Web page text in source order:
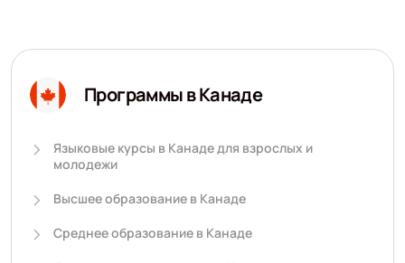
Программы в Канаде
Языковые курсы в Канаде для взрослых и
молодежи
Высшее образование в Канаде
Среднее образование в Канаде